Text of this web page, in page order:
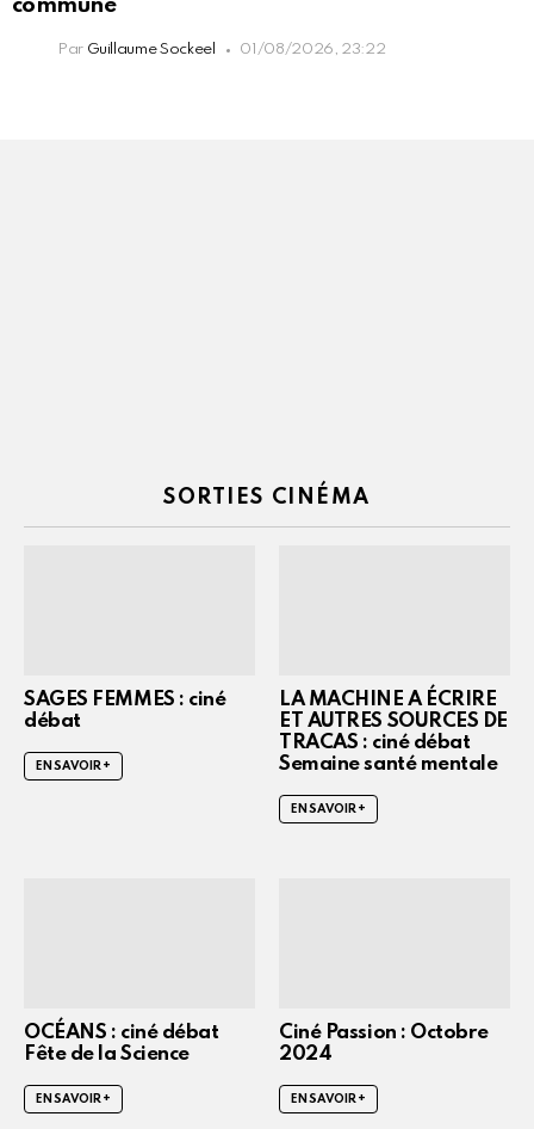
commune
Par Guillaume Sockeel 01/08/2026, 23:22
SORTIES CINÉMA
SAGES FEMMES : ciné
débat
EN SAVOIR +
LA MACHINE A ÉCRIRE
ET AUTRES SOURCES DE
TRACAS : ciné débat
Semaine santé mentale
EN SAVOIR +
OCÉANS : ciné débat
Fête de la Science
EN SAVOIR +
Ciné Passion : Octobre
2024
EN SAVOIR +